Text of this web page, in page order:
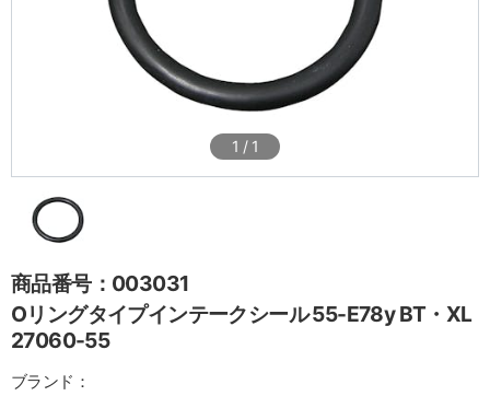
1 / 1
商品番号：003031
Oリングタイプインテークシール 55-E78y BT・XL
27060-55
ブランド：